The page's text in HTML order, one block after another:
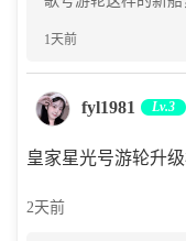
1天前
fyl1981 Lv.3
皇家星光号游轮升
2天前